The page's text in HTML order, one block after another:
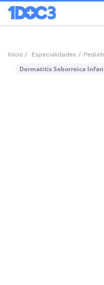
Inicio / Especialidades /
Dermatitis Seborreica